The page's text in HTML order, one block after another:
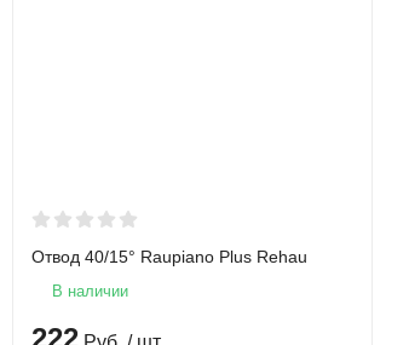
Отвод 40/15° Raupiano Plus Rehau
В наличии
222